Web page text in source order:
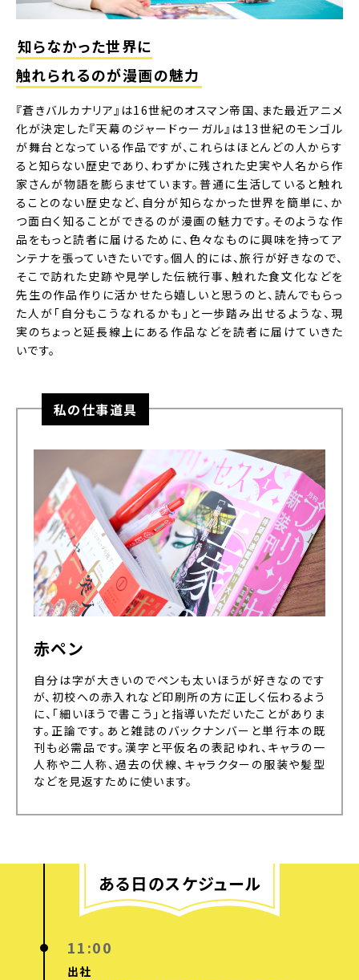
知らなかった世界に
触れられるのが漫画の魅力
『蒼きバルカナリア』は16世紀のオスマン帝国、また最近アニメ
化が決定した『天幕のジャードゥーガル』は13世紀のモンゴル
が舞台となっている作品ですが、これらはほとんどの人からす
ると知らない歴史であり、わずかに残された史実や人名から作
家さんが物語を膨らませています。普通に生活していると触れ
ることのない歴史など、自分が知らなかった世界を簡単に、か
つ面白く知ることができるのが漫画の魅力です。そのような作
品をもっと読者に届けるために、色々なものに興味を持ってア
ンテナを張っていきたいです。個人的には、旅行が好きなので、
そこで訪れた史跡や見学した伝統行事、触れた食文化などを
先生の作品作りに活かせたら嬉しいと思うのと、読んでもらっ
た人が「自分もこうなれるかも」と一歩踏み出せるような、現
実のちょっと延長線上にある作品などを読者に届けていきた
いです。
私の仕事道具
赤ペン
自分は字が大きいのでペンも太いほうが好きなのです
が、初校への赤入れなど印刷所の方に正しく伝わるよう
に、「細いほうで書こう」と指導いただいたことがありま
す。正論です。あと雑誌のバックナンバーと単行本の既
刊も必需品です。漢字と平仮名の表記ゆれ、キャラの一
人称や二人称、過去の伏線、キャラクターの服装や髪型
などを見返すために使います。
ある日のスケジュール
11:00
出社